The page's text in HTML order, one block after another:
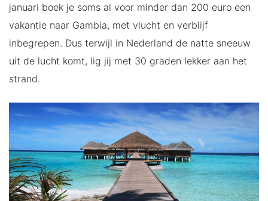
januari boek je soms al voor minder dan 200 euro een
vakantie naar Gambia, met vlucht en verblijf
inbegrepen. Dus terwijl in Nederland de natte sneeuw
uit de lucht komt, lig jij met 30 graden lekker aan het
strand.